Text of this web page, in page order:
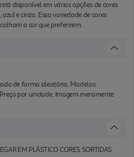
disponível em várias opções de cores
e cinza. Essa variedade de cores
a cor que preferirem.
de forma aleatória. Modelos
por unidade. Imagem meramente
EM PLÁSTICO CORES SORTIDAS